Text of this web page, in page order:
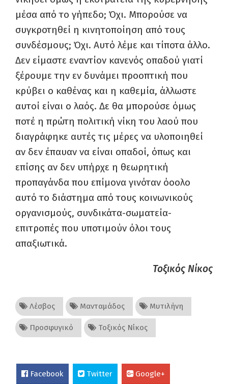
μέσα από το γήπεδο; Όχι. Μπορούσε να
συγκροτηθεί η κινητοποίηση από τους
συνδέσμους; Όχι. Αυτό λέμε και τίποτα άλλο.
Δεν είμαστε εναντίον κανενός οπαδού γιατί
ξέρουμε την εν δυνάμει προοπτική που
κρύβει ο καθένας και η καθεμία, άλλωστε
αυτοί είναι ο λαός. Δε θα μπορούσε όμως
ποτέ η πρώτη πολιτική νίκη του λαού που
διαγράφηκε αυτές τις μέρες να υλοποιηθεί
αν δεν έπαυαν να είναι οπαδοί, όπως και
επίσης αν δεν υπήρχε η θεωρητική
προπαγάνδα που επίμονα γινόταν όοολο
αυτό το διάστημα από τους κοινωνικούς
οργανισμούς, συνδικάτα-σωματεία-
επιτροπές που υποτιμούν όλοι τους
απαξιωτικά.
Τοξικός Νίκος
Λέσβος Μανταμάδος Μυτιλήνη
Προσφυγικό Τοξικός Νίκος
Facebook Twitter Google+